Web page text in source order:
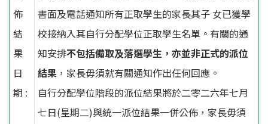
佈
結
果
日
期 :
書面及電話通知所有正取學生的家長其子 女已獲學
校接納入其自行分配學位正取學生名單。有關的通
知安排不包括備取及落選學生，亦並非正式的派位
結果 ，家長毋須就有關通知作出任何回應。
自行分配學位階段的派位結果將於二零二六年七月
七日(星期二)與統一派位結果一併公佈，家長毋須